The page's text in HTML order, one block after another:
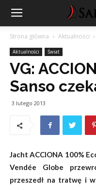
Strona główna Aktualności
Aktualności Świat
VG:
Sanso
3 lutego 2013
Jacht ACCIONA 100%
Vendée Globe
przeszedł na tratwę i